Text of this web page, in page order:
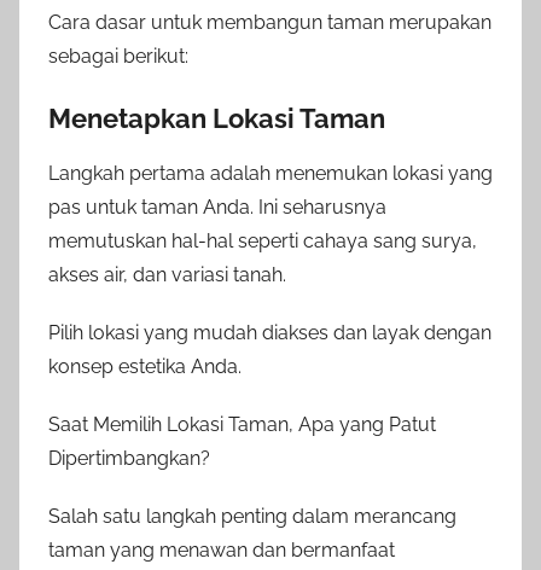
Cara dasar untuk membangun taman merupakan
sebagai berikut:
Menetapkan Lokasi Taman
Langkah pertama adalah menemukan lokasi yang
pas untuk taman Anda. Ini seharusnya
memutuskan hal-hal seperti cahaya sang surya,
akses air, dan variasi tanah.
Pilih lokasi yang mudah diakses dan layak dengan
konsep estetika Anda.
Saat Memilih Lokasi Taman, Apa yang Patut
Dipertimbangkan?
Salah satu langkah penting dalam merancang
taman yang menawan dan bermanfaat